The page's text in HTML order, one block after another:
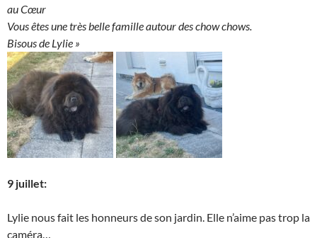
au Cœur
Vous êtes une très belle famille autour des chow chows.
Bisous de Lylie »
9 juillet:
Lylie nous fait les honneurs de son jardin. Elle n’aime pas trop la
caméra…